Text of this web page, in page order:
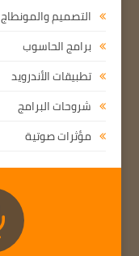
التصميم والمونطاج
برامج الحاسوب
تطبيقات الأندرويد
شروحات البرامج
مؤثرات صوتية